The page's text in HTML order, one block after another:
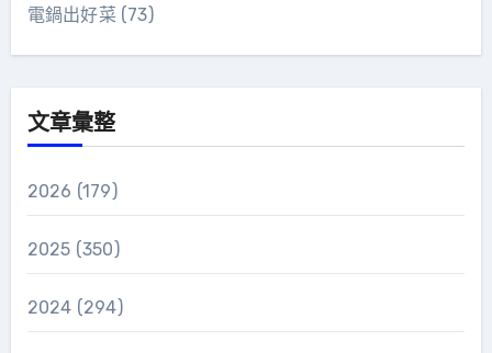
電鍋出好菜 (73)
文章彙整
2026 (179)
2025 (350)
2024 (294)